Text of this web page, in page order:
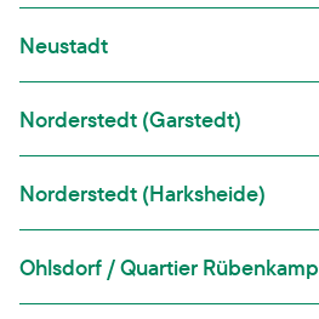
Neustadt
Norderstedt (Garstedt)
Norderstedt (Harksheide)
Ohlsdorf / Quartier Rübenkamp